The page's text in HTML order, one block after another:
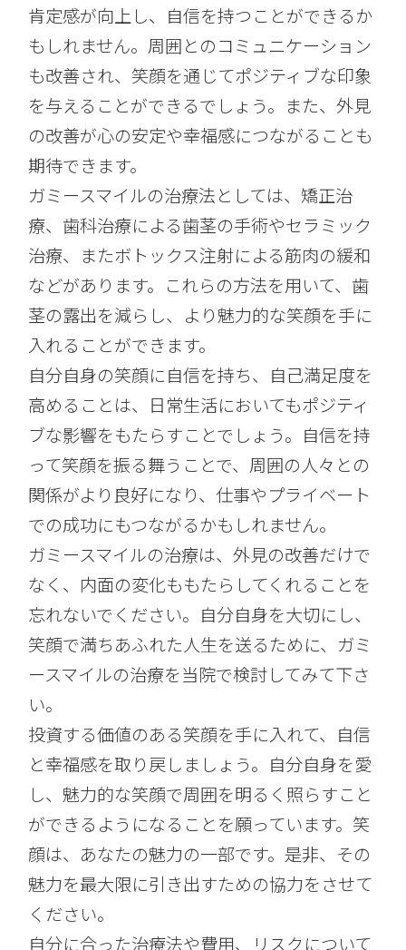
肯定感が向上し、自信を持つことができるか
もしれません。周囲とのコミュニケーション
も改善され、笑顔を通じてポジティブな印象
を与えることができるでしょう。また、外見
の改善が心の安定や幸福感につながることも
期待できます。
ガミースマイルの治療法としては、矯正治
療、歯科治療による歯茎の手術やセラミック
治療、またボトックス注射による筋肉の緩和
などがあります。これらの方法を用いて、歯
茎の露出を減らし、より魅力的な笑顔を手に
入れることができます。
自分自身の笑顔に自信を持ち、自己満足度を
高めることは、日常生活においてもポジティ
ブな影響をもたらすことでしょう。自信を持
って笑顔を振る舞うことで、周囲の人々との
関係がより良好になり、仕事やプライベート
での成功にもつながるかもしれません。
ガミースマイルの治療は、外見の改善だけで
なく、内面の変化ももたらしてくれることを
忘れないでください。自分自身を大切にし、
笑顔で満ちあふれた人生を送るために、ガミ
ースマイルの治療を当院で検討してみて下さ
い。
投資する価値のある笑顔を手に入れて、自信
と幸福感を取り戻しましょう。自分自身を愛
し、魅力的な笑顔で周囲を明るく照らすこと
ができるようになることを願っています。笑
顔は、あなたの魅力の一部です。是非、その
魅力を最大限に引き出すための協力をさせて
ください。
自分に合った治療法や費用、リスクについて